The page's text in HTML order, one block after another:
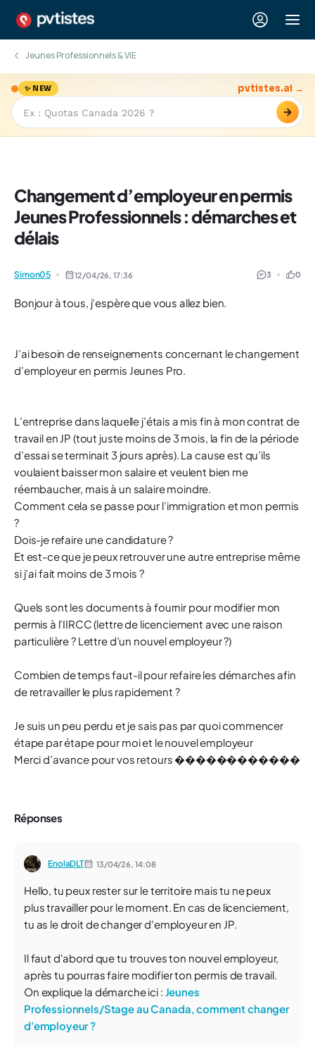
Jeunes Professionnels & VIE
✨ NEW
→
pvtistes.ai →
Changement d’employeur en permis
Jeunes Professionnels : démarches et
délais
Simon05 12/04/26,17:36 3 0
Bonjour à tous, j’espère que vous allez bien.
J’ai besoin de renseignements concernant le changement
d’employeur en permis Jeunes Pro.
L’entreprise dans laquelle j’étais a mis fin à mon contrat de
travail en JP (tout juste moins de 3 mois, la fin de la période
d’essai se terminait 3 jours après). La cause est qu’ils
voulaient baisser mon salaire et veulent bien me
réembaucher, mais à un salaire moindre.
Comment cela se passe pour l’immigration et mon permis
?
Dois-je refaire une candidature ?
Et est-ce que je peux retrouver une autre entreprise même
si j’ai fait moins de 3 mois ?
Quels sont les documents à fournir pour modifier mon
permis à l’IIRCC (lettre de licenciement avec une raison
particulière ? Lettre d’un nouvel employeur ?)
Combien de temps faut-il pour refaire les démarches afin
de retravailler le plus rapidement ?
Je suis un peu perdu et je sais pas par quoi commencer
étape par étape pour moi et le nouvel employeur
Merci d’avance pour vos retours ������������
Réponses
EnolaDLT 13/04/26, 14:08
Hello, tu peux rester sur le territoire mais tu ne peux
plus travailler pour le moment. En cas de licenciement,
tu as le droit de changer d'employeur en JP.
Il faut d'abord que tu trouves ton nouvel employeur,
après tu pourras faire modifier ton permis de travail.
On explique la démarche ici : Jeunes
Professionnels/Stage au Canada, comment changer
d'employeur ?